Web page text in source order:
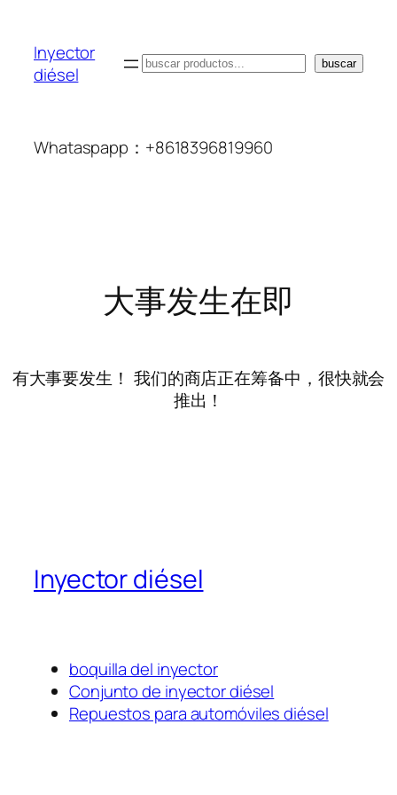
Inyector
diésel
搜
buscar
Whataspapp：+8618396819960
大事发生在即
有大事要发生！ 我们的商店正在筹备中，很快就会
推出！
Inyector diésel
boquilla del inyector
Conjunto de inyector diésel
Repuestos para automóviles diésel